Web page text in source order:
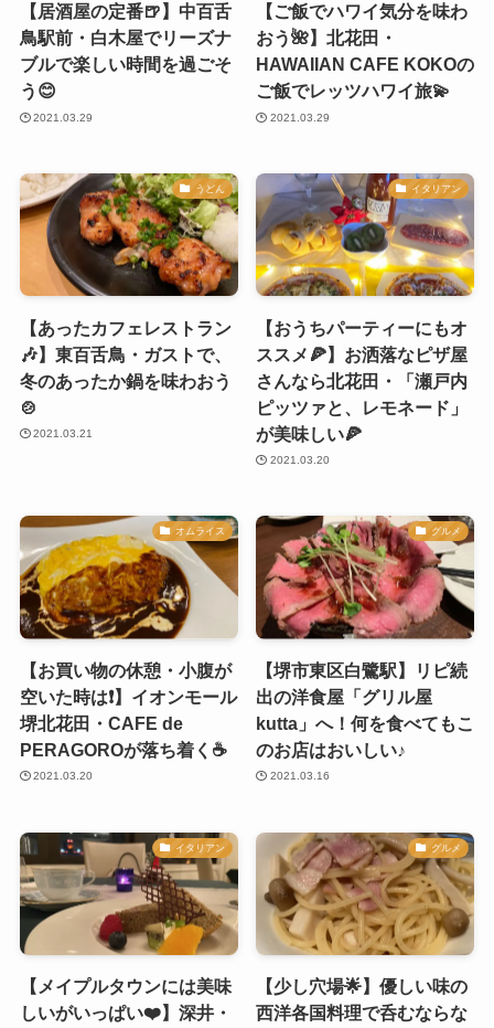
【居酒屋の定番🍺】中百舌
鳥駅前・白木屋でリーズナ
ブルで楽しい時間を過ごそ
う😊
2021.03.29
【ご飯でハワイ気分を味わ
おう🌺】北花田・
HAWAIIAN CAFE KOKOの
ご飯でレッツハワイ旅💫
2021.03.29
うどん
【あったカフェレストラン
🎶】東百舌鳥・ガストで、
冬のあったか鍋を味わおう
🍲
2021.03.21
イタリアン
【おうちパーティーにもオ
ススメ🍕】お洒落なピザ屋
さんなら北花田・「瀬戸内
ピッツァと、レモネード」
が美味しい🍕
2021.03.20
オムライス
【お買い物の休憩・小腹が
空いた時は❗️】イオンモール
堺北花田・CAFE de
PERAGOROが落ち着く☕️
2021.03.20
グルメ
【堺市東区白鷺駅】リピ続
出の洋食屋「グリル屋
kutta」へ！何を食べてもこ
のお店はおいしい♪
2021.03.16
イタリアン
【メイプルタウンには美味
しいがいっぱい❤️】深井・
グルメ
【少し穴場🌟】優しい味の
西洋各国料理で呑むならな